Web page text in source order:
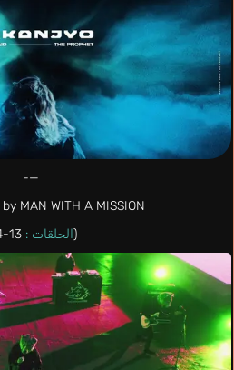
—-
by MAN WITH A MISSION
(الحلقات :